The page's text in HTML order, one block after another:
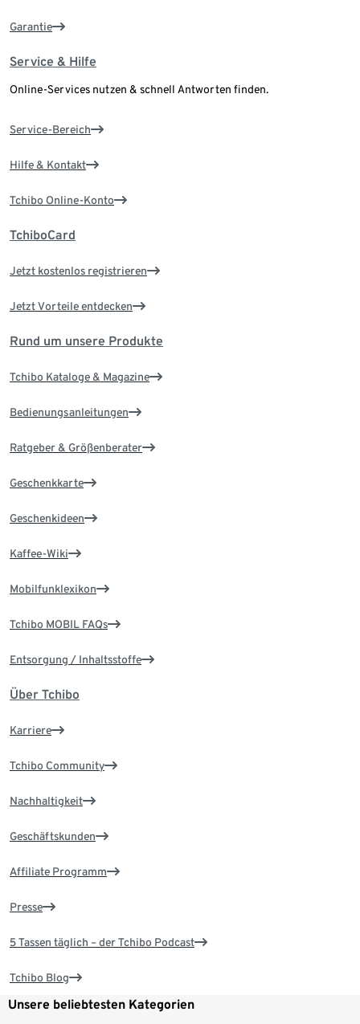
Garantie
Service & Hilfe
Online-Services nutzen & schnell Antworten finden.
Service-Bereich
Hilfe & Kontakt
Tchibo Online-Konto
TchiboCard
Jetzt kostenlos registrieren
Jetzt Vorteile entdecken
Rund um unsere Produkte
Tchibo Kataloge & Magazine
Bedienungsanleitungen
Ratgeber & Größenberater
Geschenkkarte
Geschenkideen
Kaffee-Wiki
Mobilfunklexikon
Tchibo MOBIL FAQs
Entsorgung / Inhaltsstoffe
Über Tchibo
Karriere
Tchibo Community
Nachhaltigkeit
Geschäftskunden
Affiliate Programm
Presse
5 Tassen täglich – der Tchibo Podcast
Tchibo Blog
Unsere beliebtesten Kategorien